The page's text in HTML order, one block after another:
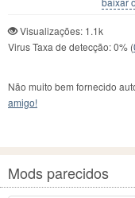
Visualizações: 1.1k
Virus Taxa de detecção:0% (
Não muito bem fornecido
amigo!
Mods parecidos